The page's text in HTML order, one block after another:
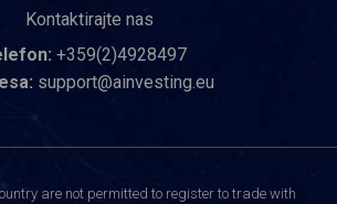
Kontaktirajte nas
+359(2)4928497
support@ainvesting.eu
are not permitted to register to trade with